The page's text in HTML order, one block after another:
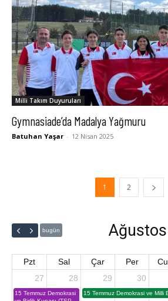
Milli Takım Duyuruları
Gymnasiade’da Madalya Yağmuru
Batuhan Yaşar - 12 Nisan 2025
1 2
bugün
Pzt Sal Çar Per
27
15 Temmuz Demokrasi
28 29
15 Temmuz Demokrasi ve Milli
30